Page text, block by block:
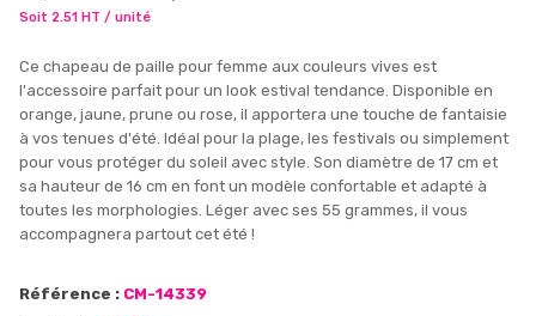
Soit 2.51 HT / unité
Ce chapeau de paille pour femme aux couleurs vives est
l'accessoire parfait pour un look estival tendance. Disponible en
orange, jaune, prune ou rose, il apportera une touche de fantaisie
à vos tenues d'été. Idéal pour la plage, les festivals ou simplement
pour vous protéger du soleil avec style. Son diamètre de 17 cm et
sa hauteur de 16 cm en font un modèle confortable et adapté à
toutes les morphologies. Léger avec ses 55 grammes, il vous
accompagnera partout cet été !
Référence : CM-14339